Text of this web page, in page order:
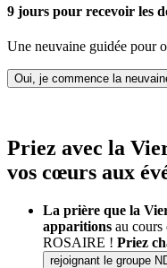
9 jours pour recevoir les
Une neuvaine guidée pour
Oui, je commence la
Priez avec la
vos cœurs aux
La prière que la
apparitions au cours
ROSAIRE ! Priez
rejoignant le groupe